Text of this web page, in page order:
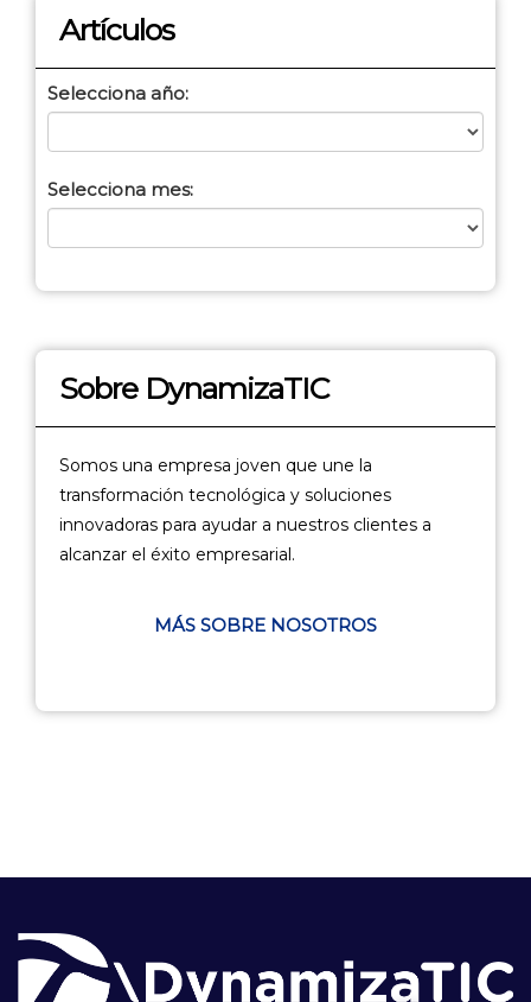
Artículos
Selecciona año:
Selecciona mes:
Sobre DynamizaTIC
Somos una empresa joven que une la
transformación tecnológica y soluciones
innovadoras para ayudar a nuestros clientes a
alcanzar el éxito empresarial.
MÁS SOBRE NOSOTROS